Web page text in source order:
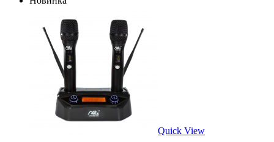
Quick View